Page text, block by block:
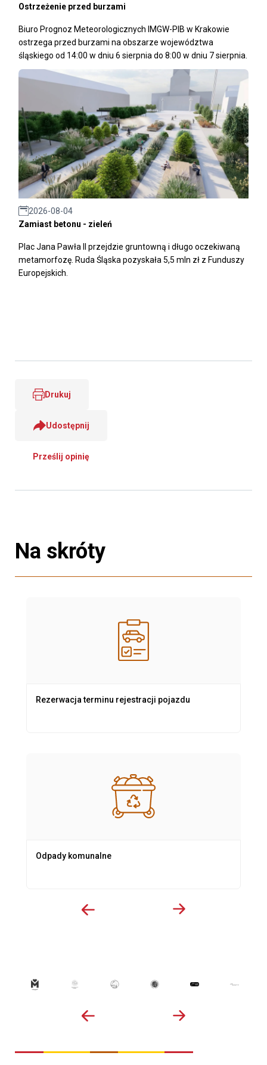
Ostrzeżenie przed burzami
Biuro Prognoz Meteorologicznych IMGW-PIB w Krakowie
ostrzega przed burzami na obszarze województwa
śląskiego od 14:00 w dniu 6 sierpnia do 8:00 w dniu 7 sierpnia.
2026-08-04
Zamiast betonu - zieleń
Plac Jana Pawła II przejdzie gruntowną i długo oczekiwaną
metamorfozę. Ruda Śląska pozyskała 5,5 mln zł z Funduszy
Europejskich.
Drukuj
Udostępnij
Prześlij opinię
Na skróty
Rezerwacja terminu rejestracji pojazdu
Odpady komunalne